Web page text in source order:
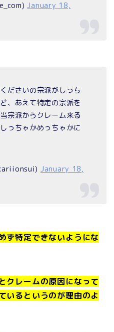
January 18,
ださいの宗派がしっち
、あえて特定の宗派を
宗派からクレーム来る
っちゃかめっちゃかに
January 18,
ず特定できないようにな
クレームの原因になって
いるというのが理由のよ